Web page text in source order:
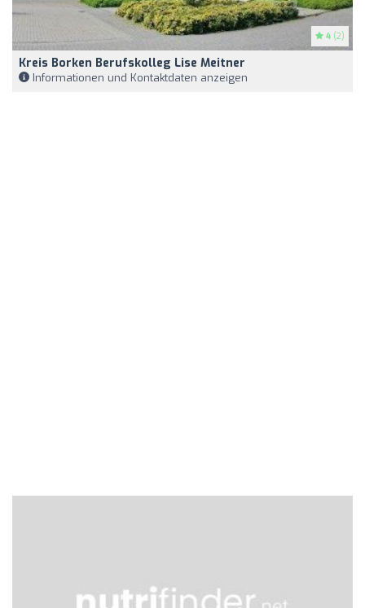
4 (2)
Kreis Borken Berufskolleg Lise Meitner
Informationen und Kontaktdaten anzeigen